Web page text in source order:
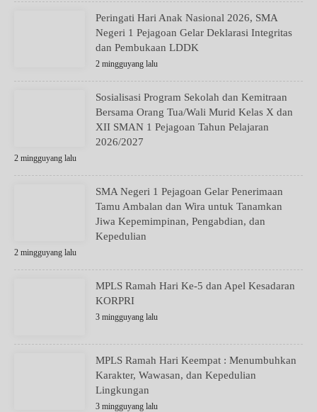
Peringati Hari Anak Nasional 2026, SMA
Negeri 1 Pejagoan Gelar Deklarasi Integritas
dan Pembukaan LDDK
2 mingguyang lalu
Sosialisasi Program Sekolah dan Kemitraan
Bersama Orang Tua/Wali Murid Kelas X dan
XII SMAN 1 Pejagoan Tahun Pelajaran
2026/2027
2 mingguyang lalu
SMA Negeri 1 Pejagoan Gelar Penerimaan
Tamu Ambalan dan Wira untuk Tanamkan
Jiwa Kepemimpinan, Pengabdian, dan
Kepedulian
2 mingguyang lalu
MPLS Ramah Hari Ke-5 dan Apel Kesadaran
KORPRI
3 mingguyang lalu
MPLS Ramah Hari Keempat : Menumbuhkan
Karakter, Wawasan, dan Kepedulian
Lingkungan
3 mingguyang lalu